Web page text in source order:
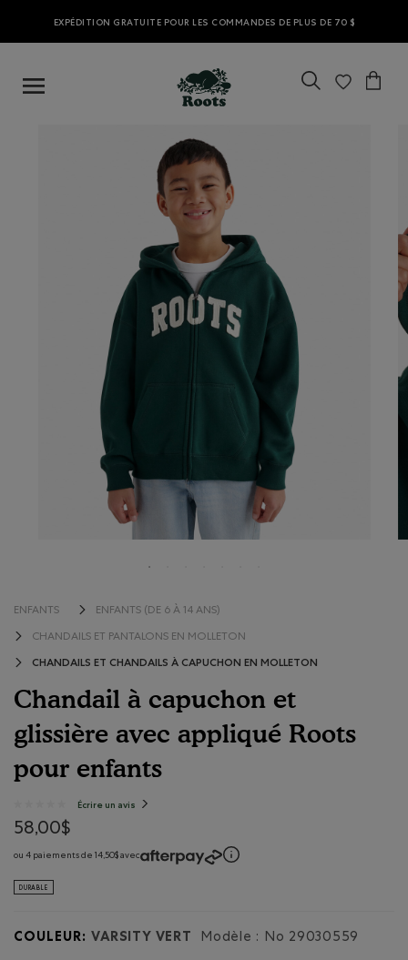
EXPÉDITION GRATUITE POUR LES COMMANDES DE PLUS DE 70 $
ENFANTS ENFANTS (DE 6 À 14 ANS)
CHANDAILS ET PANTALONS EN MOLLETON
CHANDAILS ET CHANDAILS À CAPUCHON EN MOLLETON
Chandail à capuchon et
glissière avec appliqué Roots
pour enfants
3,8 sur 5 évaluations de consommateurs
note
Chandail
capuchon
avec
Écrire un avis
d'une
boîte
58,00$
ou 4 paiements de 14,50$ avec
DURABLE
COULEUR: VARSITY VERT Modèle : No 29030559